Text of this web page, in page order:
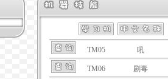
TM05 吼
TM06 剧毒